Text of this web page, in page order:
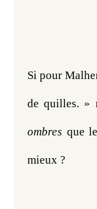
Si pour
de quilles. »
ombres que
mieux ?